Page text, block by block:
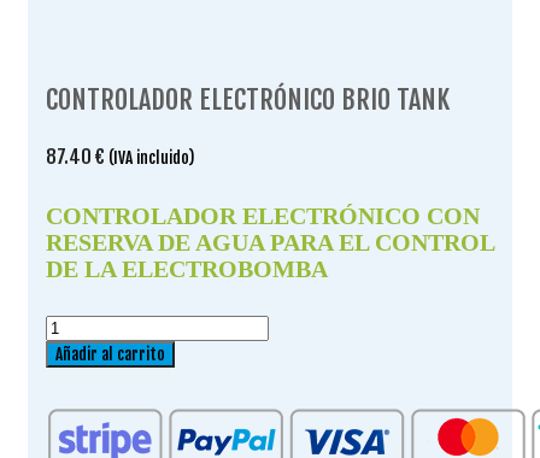
CONTROLADOR ELECTRÓNICO BRIO TANK
87.40 € (IVA incluido)
CONTROLADOR ELECTRÓNICO CON
RESERVA DE AGUA PARA EL CONTROL
DE LA ELECTROBOMBA
CONTROLADOR
ELECTRÓNICO
TANK
cantidad
Añadir al carrito